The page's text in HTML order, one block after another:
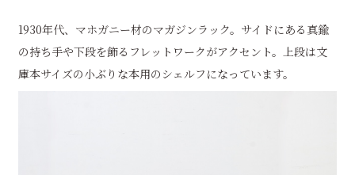
1930年代、マホガニー材のマガジンラック。サイドにある真鍮
の持ち手や下段を飾るフレットワークがアクセント。上段は文
庫本サイズの小ぶりな本用のシェルフになっています。